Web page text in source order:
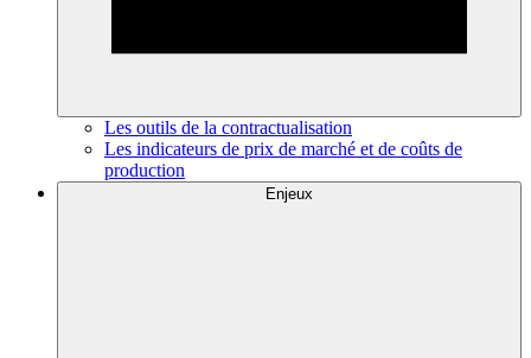
Les outils de la contractualisation
Les indicateurs de prix de marché et de coûts de
production
Enjeux